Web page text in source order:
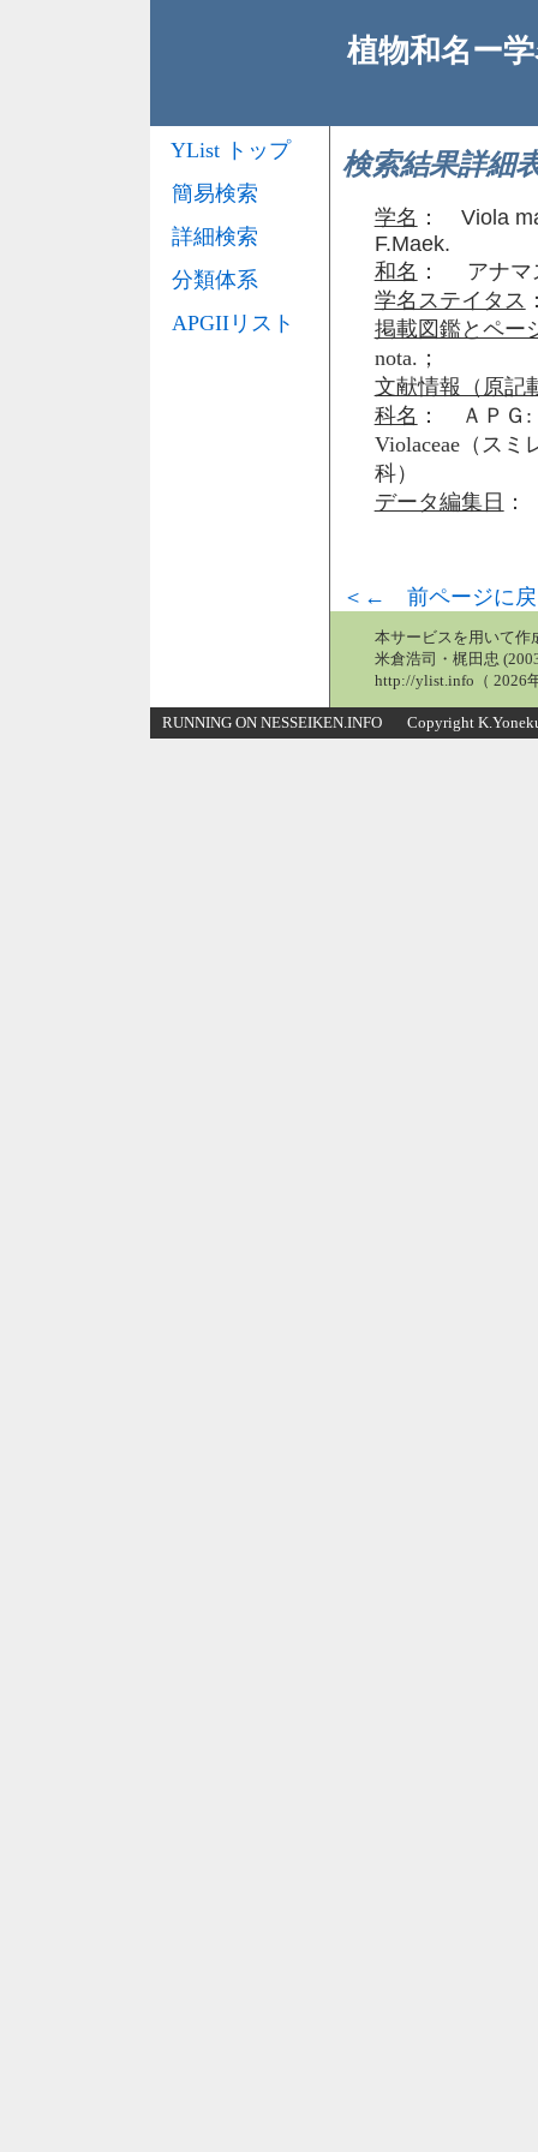
植物和名ー
検索結果詳細
学名 ： Viola
F.Maek.
和名 ： アナマ
学名ステイタス
掲載図鑑とペー
nota.；
文献情報（原記
科名 ： ＡＰＧ:
Violaceae（ス
科）
データ編集日
＜← 前ページに戻
YList トップ
簡易検索
詳細検索
分類体系
APGIIリスト
本サービスを用いて作
米倉浩司・梶田忠
http://ylist.info（ 2026
RUNNING ON NESSEIKEN.INFO Copyright